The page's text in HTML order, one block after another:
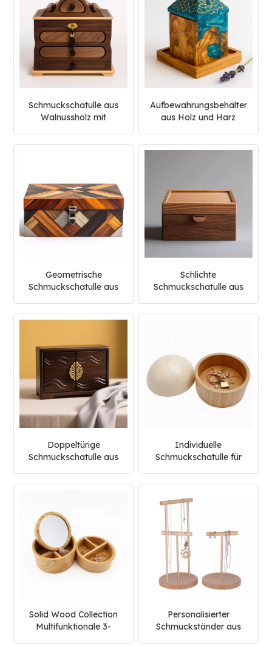
Schmuckschatulle aus
Walnussholz mit
Aufbewahrungsbehälter
aus Holz und Harz
Geometrische
Schmuckschatulle aus
Schlichte
Schmuckschatulle aus
Doppeltürige
Schmuckschatulle aus
Collection
Individuelle
Schmuckschatulle für
Marmordeckel
Solid Wood Collection
Multifunktionale 3-
Personalisierter
Schmuckständer aus